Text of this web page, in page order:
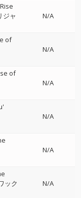
ジャ
N/A
of
N/A
of
N/A
N/A
N/A
ック
N/A